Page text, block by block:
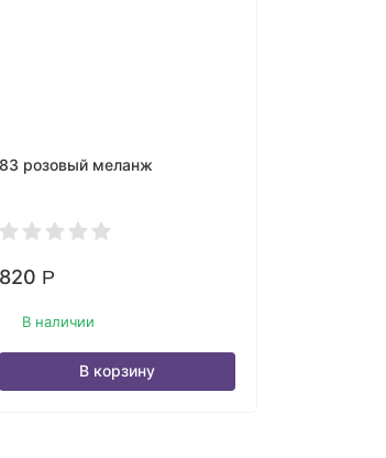
83 розовый меланж
820 Р
В наличии
В корзину